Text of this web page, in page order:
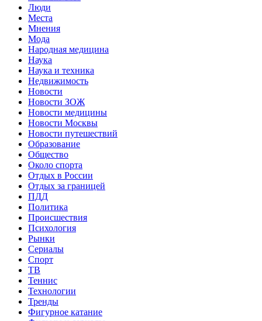
Люди
Места
Мнения
Мода
Народная медицина
Наука
Наука и техника
Недвижимость
Новости
Новости ЗОЖ
Новости медицины
Новости Москвы
Новости путешествий
Образование
Общество
Около спорта
Отдых в России
Отдых за границей
ПДД
Политика
Происшествия
Психология
Рынки
Сериалы
Спорт
ТВ
Теннис
Технологии
Тренды
Фигурное катание